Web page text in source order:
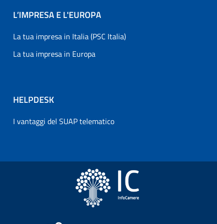
L’IMPRESA E L'EUROPA
La tua impresa in Italia (PSC Italia)
La tua impresa in Europa
HELPDESK
I vantaggi del SUAP telematico